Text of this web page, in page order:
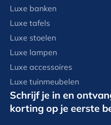
Luxe banken
Luxe tafels
Luxe stoelen
Luxe lampen
Luxe accessoires
Luxe tuinmeubelen
Schrijf je in en
korting op je eerste